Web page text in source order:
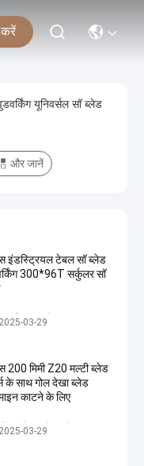
करें
यूनिवर्सल सॉ ब्लेड
और जानें
इंडस्ट्रियल टेबल सॉ ब्लेड
300*96T सर्कुलर सॉ
सर्कुलर सॉ ब्लेड्स
2025-03-29
200 मिमी Z20 मल्टी ब्लेड
के साथ गोल देखा ब्लेड
काटने के लिए
परिपत्र देखा ब्लेड
2025-03-29